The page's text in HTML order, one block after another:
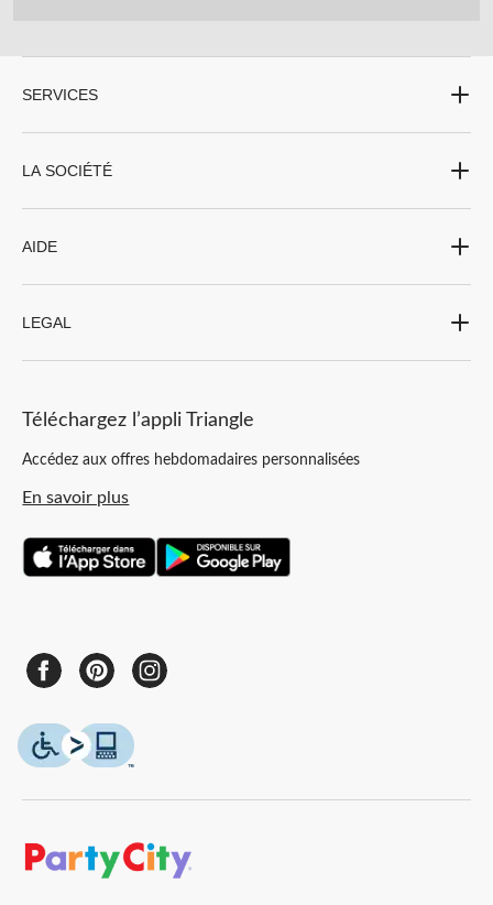
SERVICES
LA SOCIÉTÉ
AIDE
LEGAL
Téléchargez l’appli Triangle
Accédez aux offres hebdomadaires personnalisées
En savoir plus